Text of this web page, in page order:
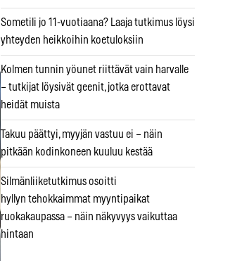
Sometili jo 11-vuotiaana? Laaja tutkimus löysi
yhteyden heikkoihin koetuloksiin
Kolmen tunnin yöunet riittävät vain harvalle
– tutkijat löysivät geenit, jotka erottavat
heidät muista
Takuu päättyi, myyjän vastuu ei – näin
pitkään kodinkoneen kuuluu kestää
Silmänliiketutkimus osoitti
hyllyn tehokkaimmat myyntipaikat
ruokakaupassa – näin näkyvyys vaikuttaa
hintaan